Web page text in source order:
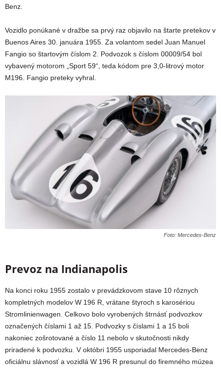
Benz.
Vozidlo ponúkané v dražbe sa prvý raz objavilo na štarte pretekov v
Buenos Aires 30. januára 1955. Za volantom sedel Juan Manuel
Fangio so štartovým číslom 2. Podvozok s číslom 00009/54 bol
vybavený motorom „Sport 59“, teda kódom pre 3,0-litrový motor
M196. Fangio preteky vyhral.
Foto: Mercedes-Benz
Prevoz na Indianapolis
Na konci roku 1955 zostalo v prevádzkovom stave 10 rôznych
kompletných modelov W 196 R, vrátane štyroch s karosériou
Stromlinienwagen. Celkovo bolo vyrobených štrnásť podvozkov
označených číslami 1 až 15. Podvozky s číslami 1 a 15 boli
nakoniec zošrotované a číslo 11 nebolo v skutočnosti nikdy
priradené k podvozku. V októbri 1955 usporiadal Mercedes-Benz
oficiálnu slávnosť a vozidlá W 196 R presunul do firemného múzea